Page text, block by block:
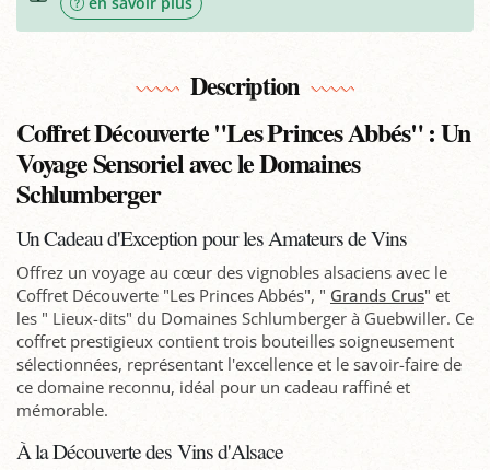
Description
Coffret Découverte "Les Princes Abbés" : Un
Voyage Sensoriel avec le Domaines
Schlumberger
Un Cadeau d'Exception pour les Amateurs de Vins
Offrez un voyage au cœur des vignobles alsaciens avec le
Coffret Découverte "Les Princes Abbés", " Grands Crus" et
les " Lieux-dits" du Domaines Schlumberger à Guebwiller. Ce
coffret prestigieux contient trois bouteilles soigneusement
sélectionnées, représentant l'excellence et le savoir-faire de
ce domaine reconnu, idéal pour un cadeau raffiné et
mémorable.
À la Découverte des Vins d'Alsace